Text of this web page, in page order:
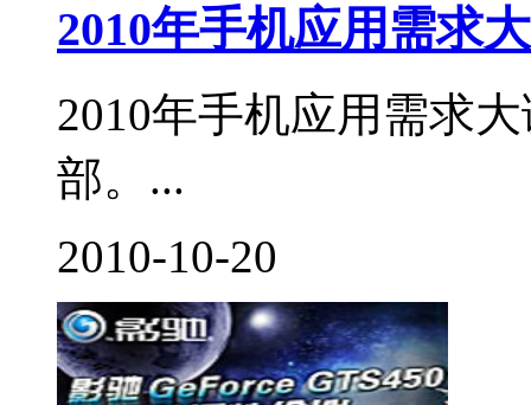
2010年手机应用需求
2010年手机应用需求
部。...
2010-10-20